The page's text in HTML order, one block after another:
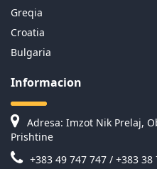
Greqia
Croatia
Bulgaria
Informacion
Adresa: Imzot Nik Prelaj,
Prishtine
+383 49 747 747 / +383 38